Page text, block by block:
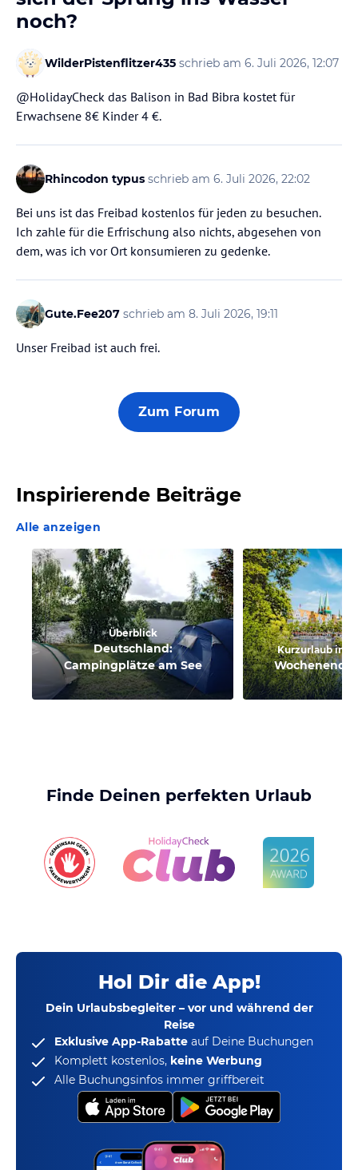
noch?
WilderPistenflitzer435 schrieb am 6. Juli 2026, 12:07
@HolidayCheck das Balison in Bad Bibra kostet für
Erwachsene 8€ Kinder 4 €.
Rhincodon typus schrieb am 6. Juli 2026, 22:02
Bei uns ist das Freibad kostenlos für jeden zu besuchen.
Ich zahle für die Erfrischung also nichts, abgesehen von
dem, was ich vor Ort konsumieren zu gedenke.
Gute.Fee207 schrieb am 8. Juli 2026, 19:11
Unser Freibad ist auch frei.
Zum Forum
Inspirierende Beiträge
Alle anzeigen
Überblick
Deutschland:
Campingplätze am See
Kurzurlaub in
Finde Deinen perfekten Urlaub
Hol Dir die App!
Dein Urlaubsbegleiter – vor und während der
Reise
Exklusive App-Rabatte auf Deine Buchungen
Komplett kostenlos, keine Werbung
Alle Buchungsinfos immer griffbereit